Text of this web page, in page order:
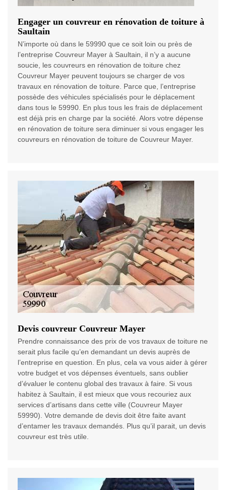
Engager un couvreur en rénovation de toiture à
Saultain
N’importe où dans le 59990 que ce soit loin ou près de
l’entreprise Couvreur Mayer à Saultain, il n’y a aucune
soucie, les couvreurs en rénovation de toiture chez
Couvreur Mayer peuvent toujours se charger de vos
travaux en rénovation de toiture. Parce que, l’entreprise
possède des véhicules spécialisés pour le déplacement
dans tous le 59990. En plus tous les frais de déplacement
est déjà pris en charge par la société. Alors votre dépense
en rénovation de toiture sera diminuer si vous engager les
couvreurs en rénovation de toiture de Couvreur Mayer.
Devis couvreur Couvreur Mayer
Prendre connaissance des prix de vos travaux de toiture ne
serait plus facile qu’en demandant un devis auprès de
l’entreprise en question. En plus, cela va vous aider à gérer
votre budget et vos dépenses éventuels, sans oublier
d’évaluer le contenu global des travaux à faire. Si vous
habitez à Saultain, il est mieux que vous recouriez aux
services d’artisans dans cette ville (Couvreur Mayer
59990). Votre demande de devis doit être faite avant
d’entamer les travaux demandés. Plus qu’il parait, un devis
couvreur est très utile.